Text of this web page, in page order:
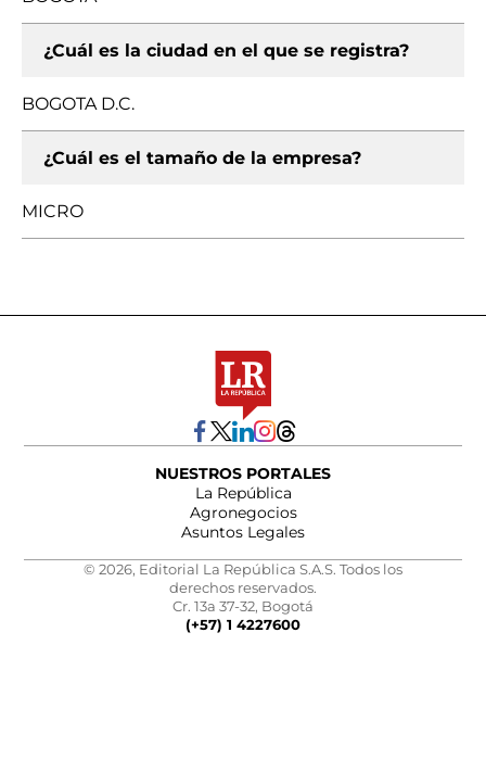
¿Cuál es la ciudad en el que se registra?
BOGOTA D.C.
¿Cuál es el tamaño de la empresa?
MICRO
NUESTROS PORTALES
La República
Agronegocios
Asuntos Legales
© 2026, Editorial La República S.A.S. Todos los
derechos reservados.
Cr. 13a 37-32, Bogotá
(+57) 1 4227600